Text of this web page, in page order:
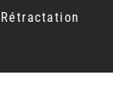
Rétractation